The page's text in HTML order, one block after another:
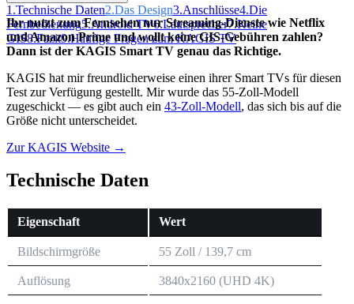
1.Technische Daten2.Das Design3.Anschlüsse4.Die
Fernbedienung5.Android TV6.Lautsprecher7.Keine
GIS8.Fazit9.Häufige Fragen zum KAGIS TV
Ihr nutzt zum Fernsehen nur Streaming-Dienste wie Netflix
und Amazon Prime und wollt keine GIS-Gebühren zahlen?
Dann ist der KAGIS Smart TV genau das Richtige.
KAGIS hat mir freundlicherweise einen ihrer Smart TVs für diesen
Test zur Verfügung gestellt. Mir wurde das 55-Zoll-Modell
zugeschickt — es gibt auch ein 43-Zoll-Modell, das sich bis auf die
Größe nicht unterscheidet.
Zur KAGIS Website →
Technische Daten
Eigenschaft Wert
Bildschirmgröße 55 Zoll / 139,7 cm
Auflösung 3840x2160 (UHD 4K)